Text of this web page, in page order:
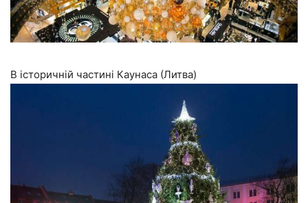
В історичній частині Каунаса (Литва)